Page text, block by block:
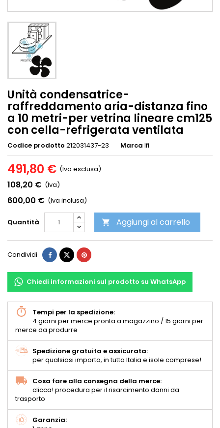
Unità condensatrice-
raffreddamento aria-distanza fino
a 10 metri-per vetrina lineare cm125
con cella-refrigerata ventilata
Codice prodotto 212031437-23 Marca Ifi
491,80 € (Iva esclusa)
108,20 € (Iva)
600,00 € (Iva inclusa)
Quantità  Aggiungi al carrello
Condividi
Chiedi informazioni sul prodotto su WhatsApp
Tempi per la spedizione:
4 giorni per merce pronta a magazzino / 15 giorni per
merce da produrre
Spedizione gratuita e assicurata:
per qualsiasi importo, in tutta Italia e isole comprese!
Cosa fare alla consegna della merce:
clicca! procedura per il risarcimento danni da
trasporto
Garanzia: